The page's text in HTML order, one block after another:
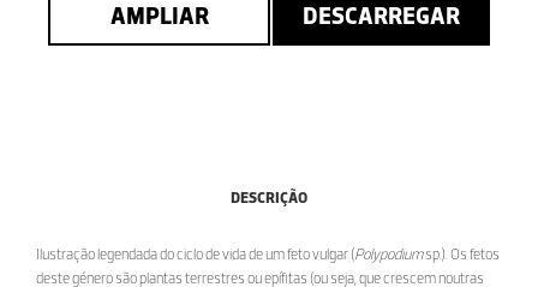
AMPLIAR DESCARREGAR
DESCRIÇÃO
Ilustração legendada do ciclo de vida de um feto vulgar (Polypodiumsp.). Os fetos
deste género são plantas terrestres ou epífitas (ou seja, que crescem noutras